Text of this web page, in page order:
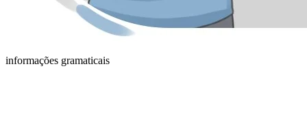
informações gramaticais